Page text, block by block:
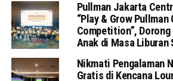
Pullman Jakarta
“Play & Grow
Competition”,
Anak di Masa Liburan
Nikmati Pengalaman
Gratis di Kencana